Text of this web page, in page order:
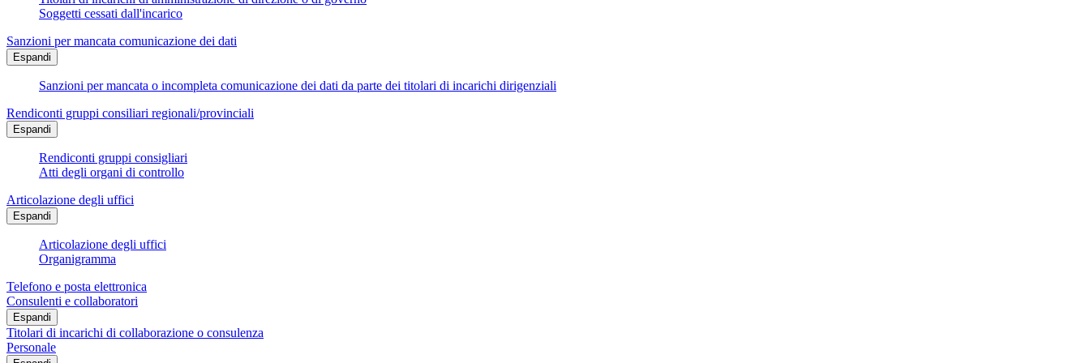
Soggetti cessati dall'incarico
Sanzioni per mancata comunicazione dei dati
Espandi
Sanzioni per mancata o incompleta comunicazione dei dati da parte dei titolari di incarichi dirigenziali
Rendiconti gruppi consiliari regionali/provinciali
Espandi
Rendiconti gruppi consigliari
Atti degli organi di controllo
Articolazione degli uffici
Espandi
Articolazione degli uffici
Organigramma
Telefono e posta elettronica
Consulenti e collaboratori
Espandi
Titolari di incarichi di collaborazione o consulenza
Personale